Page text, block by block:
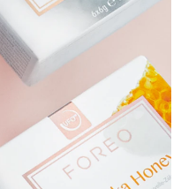
Max
removal device
體護理
toning
therapy
眼部護理
& lips
device
預計送達日期8/10/26
預計送達日期
預計送達日期 8/10/26
預計送達日期 8/14/26
預計送達日期 8/10/26